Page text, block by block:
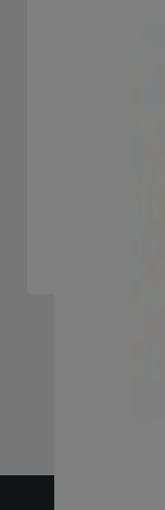
INSTITUTO